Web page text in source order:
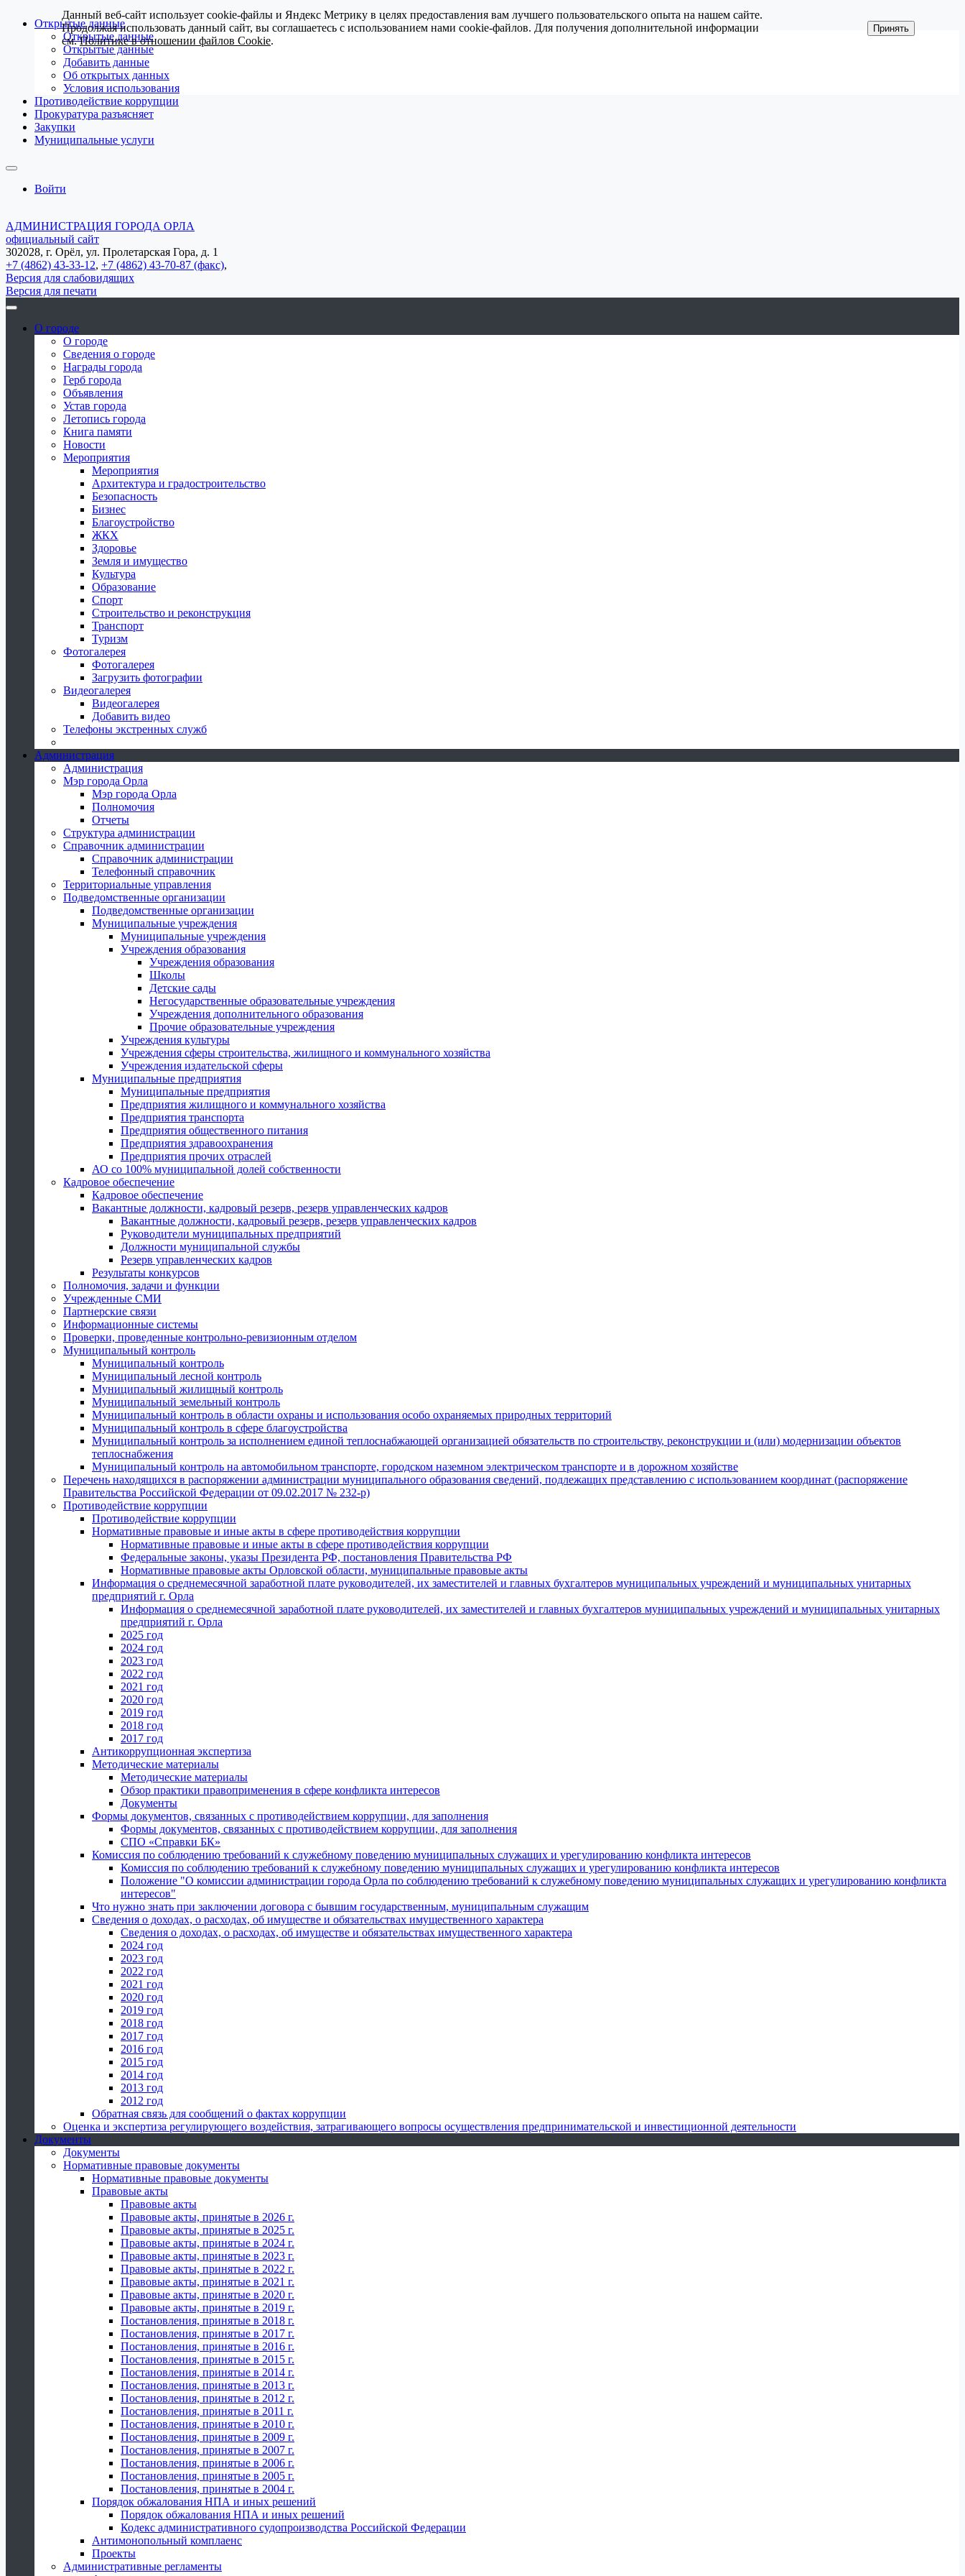
Открытые данные
Открытые данные
Открытые данные
Добавить данные
Об открытых данных
Условия использования
Противодействие коррупции
Прокуратура разъясняет
Закупки
Муниципальные услуги
Войти
АДМИНИСТРАЦИЯ ГОРОДА ОРЛА
официальный сайт
302028, г. Орёл, ул. Пролетарская Гора, д. 1
+7 (4862) 43-33-12, +7 (4862) 43-70-87 (факс),
Версия для слабовидящих
Версия для печати
О городе
О городе
Сведения о городе
Награды города
Герб города
Объявления
Устав города
Летопись города
Книга памяти
Новости
Мероприятия
Мероприятия
Архитектура и градостроительство
Безопасность
Бизнес
Благоустройство
ЖКХ
Здоровье
Земля и имущество
Культура
Образование
Спорт
Строительство и реконструкция
Транспорт
Туризм
Фотогалерея
Фотогалерея
Загрузить фотографии
Видеогалерея
Видеогалерея
Добавить видео
Телефоны экстренных служб
Администрация
Администрация
Мэр города Орла
Мэр города Орла
Полномочия
Отчеты
Структура администрации
Справочник администрации
Справочник администрации
Телефонный справочник
Территориальные управления
Подведомственные организации
Подведомственные организации
Муниципальные учреждения
Муниципальные учреждения
Учреждения образования
Учреждения образования
Школы
Детские сады
Негосударственные образовательные учреждения
Учреждения дополнительного образования
Прочие образовательные учреждения
Учреждения культуры
Учреждения сферы строительства, жилищного и коммунального хозяйства
Учреждения издательской сферы
Муниципальные предприятия
Муниципальные предприятия
Предприятия жилищного и коммунального хозяйства
Предприятия транспорта
Предприятия общественного питания
Предприятия здравоохранения
Предприятия прочих отраслей
АО со 100% муниципальной долей собственности
Кадровое обеспечение
Кадровое обеспечение
Вакантные должности, кадровый резерв, резерв управленческих кадров
Вакантные должности, кадровый резерв, резерв управленческих кадров
Руководители муниципальных предприятий
Должности муниципальной службы
Резерв управленческих кадров
Результаты конкурсов
Полномочия, задачи и функции
Учрежденные СМИ
Партнерские связи
Информационные системы
Проверки, проведенные контрольно-ревизионным отделом
Муниципальный контроль
Муниципальный контроль
Муниципальный лесной контроль
Муниципальный жилищный контроль
Муниципальный земельный контроль
Муниципальный контроль в области охраны и использования особо охраняемых природных территорий
Муниципальный контроль в сфере благоустройства
Муниципальный контроль за исполнением единой теплоснабжающей организацией обязательств по строительству, реконструкции и (или) модернизации объектов
теплоснабжения
Муниципальный контроль на автомобильном транспорте, городском наземном электрическом транспорте и в дорожном хозяйстве
Перечень находящихся в распоряжении администрации муниципального образования сведений, подлежащих представлению с использованием координат (распоряжение
Правительства Российской Федерации от 09.02.2017 № 232-р)
Противодействие коррупции
Противодействие коррупции
Нормативные правовые и иные акты в сфере противодействия коррупции
Нормативные правовые и иные акты в сфере противодействия коррупции
Федеральные законы, указы Президента РФ, постановления Правительства РФ
Нормативные правовые акты Орловской области, муниципальные правовые акты
Информация о среднемесячной заработной плате руководителей, их заместителей и главных бухгалтеров муниципальных учреждений и муниципальных унитарных
предприятий г. Орла
Информация о среднемесячной заработной плате руководителей, их заместителей и главных бухгалтеров муниципальных учреждений и муниципальных унитарных
предприятий г. Орла
2025 год
2024 год
2023 год
2022 год
2021 год
2020 год
2019 год
2018 год
2017 год
Антикоррупционная экспертиза
Методические материалы
Методические материалы
Обзор практики правоприменения в сфере конфликта интересов
Документы
Формы документов, связанных с противодействием коррупции, для заполнения
Формы документов, связанных с противодействием коррупции, для заполнения
СПО «Справки БК»
Комиссия по соблюдению требований к служебному поведению муниципальных служащих и урегулированию конфликта интересов
Комиссия по соблюдению требований к служебному поведению муниципальных служащих и урегулированию конфликта интересов
Положение "О комиссии администрации города Орла по соблюдению требований к служебному поведению муниципальных служащих и урегулированию конфликта
интересов"
Что нужно знать при заключении договора с бывшим государственным, муниципальным служащим
Сведения о доходах, о расходах, об имуществе и обязательствах имущественного характера
Сведения о доходах, о расходах, об имуществе и обязательствах имущественного характера
2024 год
2023 год
2022 год
2021 год
2020 год
2019 год
2018 год
2017 год
2016 год
2015 год
2014 год
2013 год
2012 год
Обратная связь для сообщений о фактах коррупции
Оценка и экспертиза регулирующего воздействия, затрагивающего вопросы осуществления предпринимательской и инвестиционной деятельности
Документы
Документы
Нормативные правовые документы
Нормативные правовые документы
Правовые акты
Правовые акты
Правовые акты, принятые в 2026 г.
Правовые акты, принятые в 2025 г.
Правовые акты, принятые в 2024 г.
Правовые акты, принятые в 2023 г.
Правовые акты, принятые в 2022 г.
Правовые акты, принятые в 2021 г.
Правовые акты, принятые в 2020 г.
Правовые акты, принятые в 2019 г.
Постановления, принятые в 2018 г.
Постановления, принятые в 2017 г.
Постановления, принятые в 2016 г.
Постановления, принятые в 2015 г.
Постановления, принятые в 2014 г.
Постановления, принятые в 2013 г.
Постановления, принятые в 2012 г.
Постановления, принятые в 2011 г.
Постановления, принятые в 2010 г.
Постановления, принятые в 2009 г.
Постановления, принятые в 2007 г.
Постановления, принятые в 2006 г.
Постановления, принятые в 2005 г.
Постановления, принятые в 2004 г.
Порядок обжалования НПА и иных решений
Порядок обжалования НПА и иных решений
Кодекс административного судопроизводства Российской Федерации
Антимонопольный комплаенс
Проекты
Административные регламенты
Данный веб-сайт использует cookie-файлы и Яндекс Метрику в целях предоставления вам лучшего пользовательского опыта на нашем сайте.
Продолжая использовать данный сайт, вы соглашаетесь с использованием нами cookie-файлов. Для получения дополнительной информации
см.Политике в отношении файлов Cookie.
Принять